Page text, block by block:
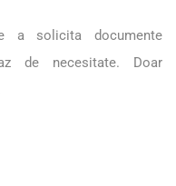
a solicita documente
de necesitate. Doar